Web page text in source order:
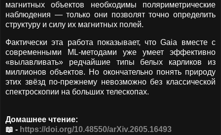
магнитных объектов необходимы поляриметрические
наблюдения — только они позволят точно определить
структуру и силу их магнитных полей.
Фактически эта работа показывает, что Gaia вместе с
современными ML-методами уже умеет эффективно
«вылавливать» редчайшие типы белых карликов из
миллионов объектов. Но окончательно понять природу
этих звёзд по-прежнему невозможно без классической
спектроскопии на больших телескопах.
Домашнее чтение:
📖 - https://doi.org/10.48550/arXiv.2605.16493